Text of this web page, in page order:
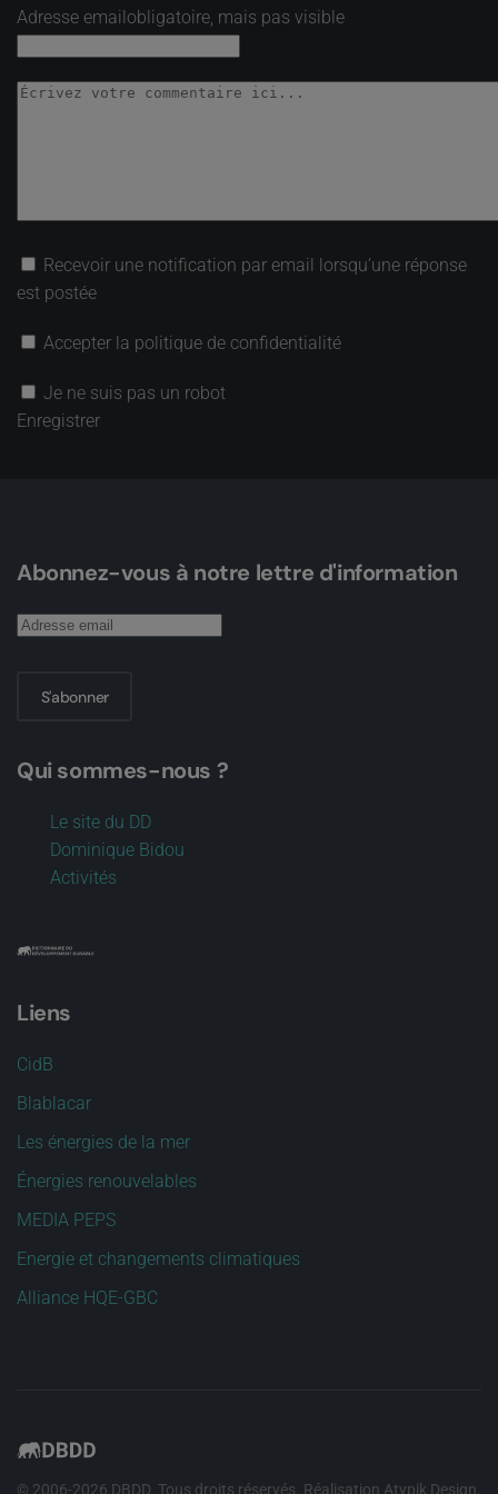
Adresse emailobligatoire, mais pas visible
Recevoir une notification par email lorsqu’une réponse
est postée
Accepter la politique de confidentialité
Je ne suis pas un robot
Enregistrer
Abonnez-vous à notre lettre d'information
S'abonner
Qui sommes-nous ?
Le site du DD
Dominique Bidou
Activités
Liens
CidB
Blablacar
Les énergies de la mer
Énergies renouvelables
MEDIA PEPS
Energie et changements climatiques
Alliance HQE-GBC
© 2006-2026 DBDD. Tous droits réservés. Réalisation Atypik Design